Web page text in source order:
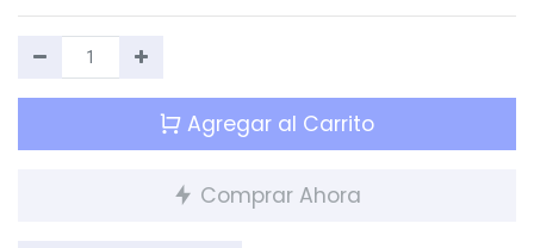
Agregar al Carrito
Comprar Ahora